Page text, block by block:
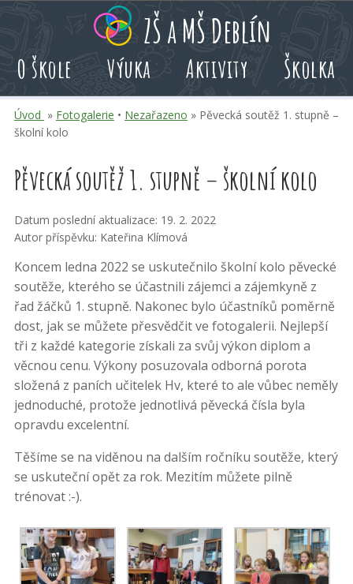
obsah
volby
akcí
ZŠ a MŠ Deblín
O škole Výuka Aktivity Školka
Úvod » Fotogalerie • Nezařazeno » Pěvecká soutěž 1. stupně –
školní kolo
Pěvecká soutěž 1. stupně – školní kolo
Datum poslední aktualizace: 19. 2. 2022
Autor příspěvku: Kateřina Klímová
Koncem ledna 2022 se uskutečnilo školní kolo pěvecké
soutěže, kterého se účastnili zájemci a zájemkyně z
řad žáčků 1. stupně. Nakonec bylo účastníků poměrně
dost, jak se můžete přesvědčit ve fotogalerii. Nejlepší
tři z každé kategorie získali za svůj výkon diplom a
věcnou cenu. Výkony posuzovala odborná porota
složená z paních učitelek Hv, které to ale vůbec neměly
jednoduché, protože jednotlivá pěvecká čísla byla
opravdu excelentní.
Těšíme se na viděnou na dalším ročníku soutěže, který
se uskuteční opět za rok. Mezitím můžete pilně
trénovat :-).